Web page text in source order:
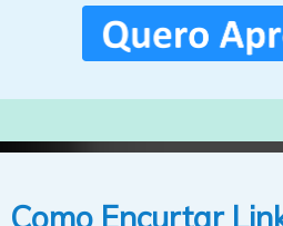
Como Encurtar